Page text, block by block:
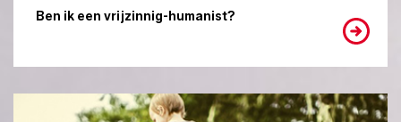
Ben ik een vrijzinnig-humanist?